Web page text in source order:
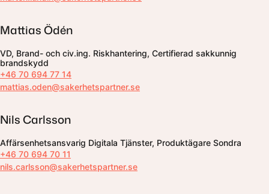
Mattias Ödén
VD, Brand- och civ.ing. Riskhantering, Certifierad sakkunnig
brandskydd
+46 70 694 77 14
mattias.oden@sakerhetspartner.se
Nils Carlsson
Affärsenhetsansvarig Digitala Tjänster, Produktägare Sondra
+46 70 694 70 11
nils.carlsson@sakerhetspartner.se